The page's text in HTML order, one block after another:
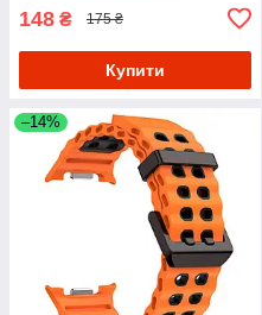
148 ₴ 175 ₴
Купити
–14%